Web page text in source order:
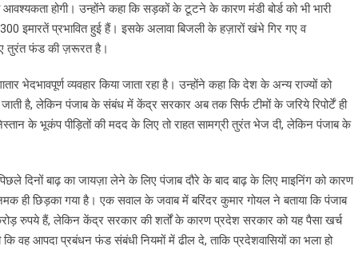
होगी। उन्होंने कहा कि सड़कों के टूटने के कारण मंडी बोर्ड को भी भारी
प्रभावित हुई हैं। इसके अलावा बिजली के हज़ारों खंभे गिर गए व
तुरंत फंड की ज़रूरत है।
भेदभावपूर्ण व्यवहार किया जाता रहा है। उन्होंने कहा कि देश के अन्य राज्यों को
है, लेकिन पंजाब के संबंध में केंद्र सरकार अब तक सिर्फ टीमों के जरिये रिपोर्टें ही
के भूकंप पीड़ितों की मदद के लिए तो राहत सामग्री तुरंत भेज दी, लेकिन पंजाब के
पिछले दिनों बाढ़ का जायज़ा लेने के लिए पंजाब दौरे के बाद बाढ़ के लिए माइनिंग को कारण
ही छिड़का गया है। एक सवाल के जवाब में बरिंदर कुमार गोयल ने बताया कि पंजाब
रुपये हैं, लेकिन केंद्र सरकार की शर्तों के कारण प्रदेश सरकार को यह पैसा खर्च
आपदा प्रबंधन फंड संबंधी नियमों में ढील दे, ताकि प्रदेशवासियों का भला हो